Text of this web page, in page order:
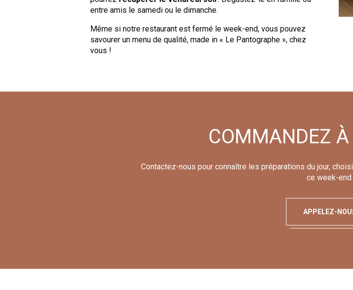
entre amis le samedi ou le dimanche.
Même si notre restaurant est fermé le week-end, vous pouvez
savourer un menu de qualité, made in « Le Pantographe », chez
vous !
COMMANDEZ À
Contactez-nous pour connaître les préparations du jour,
ce week-end
APPELEZ-